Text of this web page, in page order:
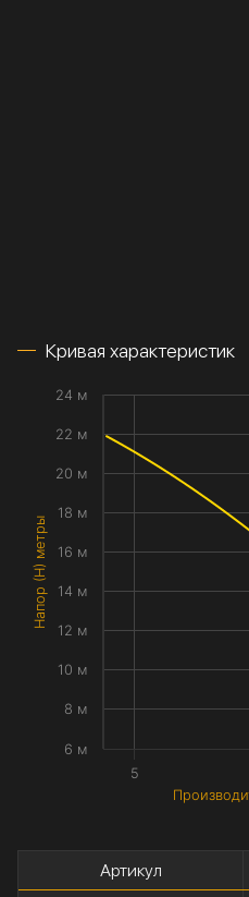
Кривая характеристик
Напор (H) метры
5
6 м
8 м
10 м
12 м
14 м
16 м
18 м
20 м
22 м
24 м
Артикул